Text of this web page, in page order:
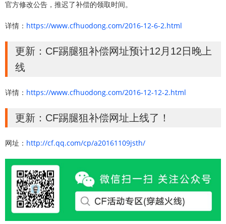
官方修改公告，推迟了补偿的领取时间。
详情： https://www.cfhuodong.com/2016-12-6-2.html
更新：CF踢腿狙补偿网址预计12月12日晚上
线
详情： https://www.cfhuodong.com/2016-12-12-2.html
更新：CF踢腿狙补偿网址上线了！
网址： http://cf.qq.com/cp/a20161109jsth/